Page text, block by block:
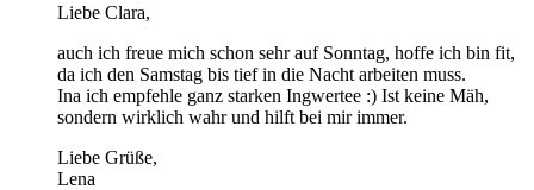
Liebe Clara,
auch ich freue mich schon sehr auf Sonntag, hoffe ich bin fit,
da ich den Samstag bis tief in die Nacht arbeiten muss.
Ina ich empfehle ganz starken Ingwertee :) Ist keine Mäh,
sondern wirklich wahr und hilft bei mir immer.
Liebe Grüße,
Lena